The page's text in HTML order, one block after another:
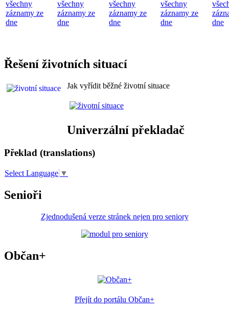
všechny
záznamy ze
dne
všechny
záznamy ze
dne
všechny
záznamy ze
dne
všechny
záznamy ze
dne
dne
Řešení životních situací
Jak vyřídit běžné životní situace
Univerzální překladač
Překlad (translations)
Select Language ▼
Senioři
Zjednodušená verze stránek nejen pro seniory
Občan+
Přejít do portálu Občan+